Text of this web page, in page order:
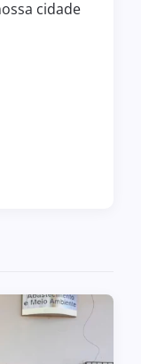
cidade